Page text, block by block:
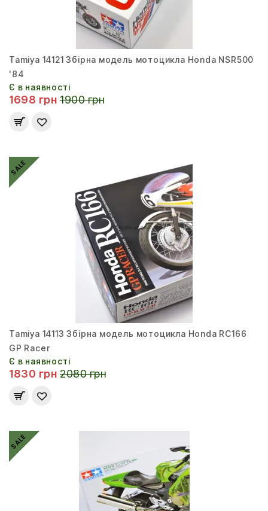
Tamiya 14121 Збірна модель мотоцикла Honda NSR500
'84
Є в наявності
1698 грн 1900 грн
SALE
Tamiya 14113 Збірна модель мотоцикла Honda RC166
GP Racer
Є в наявності
1830 грн 2080 грн
SALE